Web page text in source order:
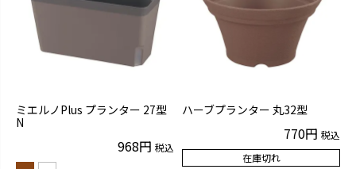
ミエルノPlus プランター 27型
N
968 税込
ハーブプランター 丸32型
770
税込
在庫切れ